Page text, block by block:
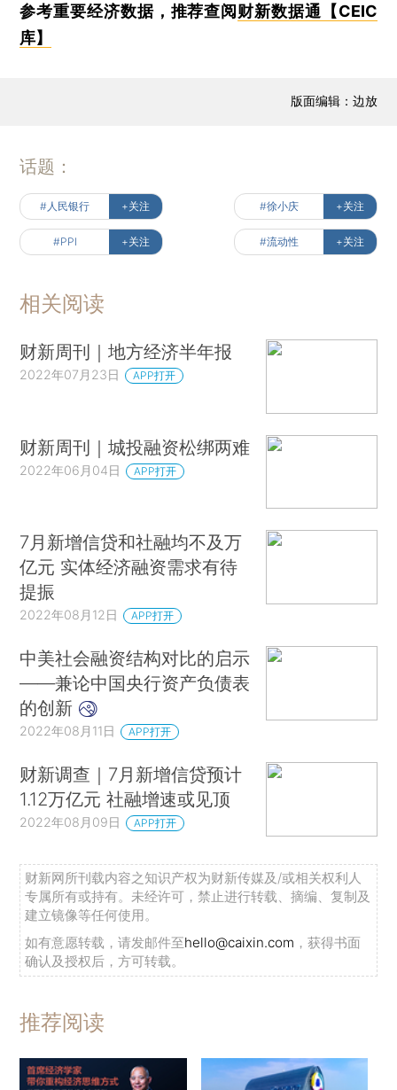
参考重要经济数据，推荐查阅财新数据通【CEIC
库】
版面编辑：边放
话题：
#人民银行 +关注 #徐小庆 +关注
#PPI +关注 #流动性 +关注
相关阅读
财新周刊｜地方经济半年报
2022年07月23日 APP打开
财新周刊｜城投融资松绑两难
2022年06月04日 APP打开
7月新增信贷和社融均不及万
亿元 实体经济融资需求有待
提振
2022年08月12日 APP打开
中美社会融资结构对比的启示
——兼论中国央行资产负债表
的创新
2022年08月11日 APP打开
财新调查｜7月新增信贷预计
1.12万亿元 社融增速或见顶
2022年08月09日 APP打开
财新网所刊载内容之知识产权为财新传媒及/或相关权利人
专属所有或持有。未经许可，禁止进行转载、摘编、复制及
建立镜像等任何使用。
如有意愿转载，请发邮件至hello@caixin.com ，获得书面
确认及授权后，方可转载。
推荐阅读